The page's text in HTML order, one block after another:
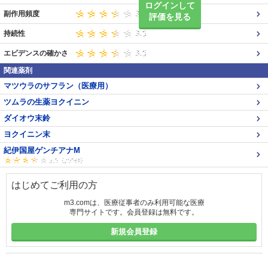
ログインして
評価を見る
副作用頻度
持続性
エビデンスの確かさ
関連薬剤
マツウラのサフラン（医療用）
ツムラの生薬ヨクイニン
ダイオウ末鈴
ヨクイニン末
紀伊国屋ゲンチアナM
はじめてご利用の方
m3.comは、医療従事者のみ利用可能な医療
専門サイトです。会員登録は無料です。
新規会員登録